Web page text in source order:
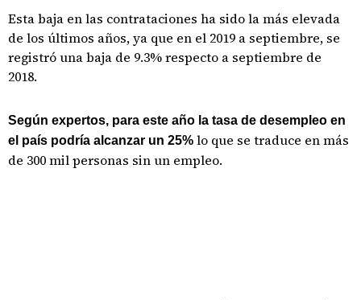
Esta baja en las contrataciones ha sido la más elevada
de los últimos años, ya que en el 2019 a septiembre, se
registró una baja de 9.3% respecto a septiembre de
2018.
Según expertos, para este año la tasa de desempleo en
el país podría alcanzar un 25% lo que se traduce en más
de 300 mil personas sin un empleo.